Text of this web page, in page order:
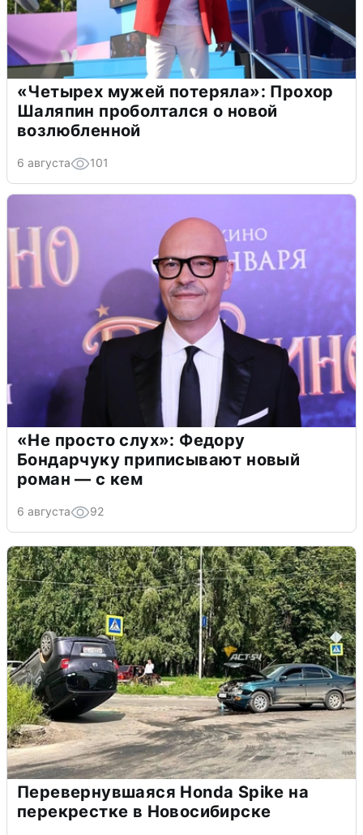
«Четырех мужей потеряла»: Прохор
Шаляпин проболтался о новой
возлюбленной
6 августа 101
«Не просто слух»: Федору
Бондарчуку приписывают новый
роман — с кем
6 августа 92
Перевернувшаяся Honda Spike на
перекрестке в Новосибирске